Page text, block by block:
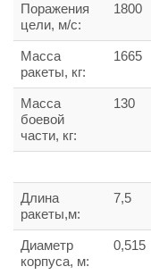
Поражения
цели, м/с:
1800
Масса
ракеты, кг:
1665
Масса
боевой
части, кг:
130
Длина
ракеты,м:
7,5
Диаметр
корпуса, м:
0,515